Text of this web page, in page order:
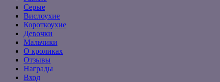
Серые
Вислоухие
Короткоухие
Девочки
Мальчики
О кроликах
Отзывы
Награды
Вход